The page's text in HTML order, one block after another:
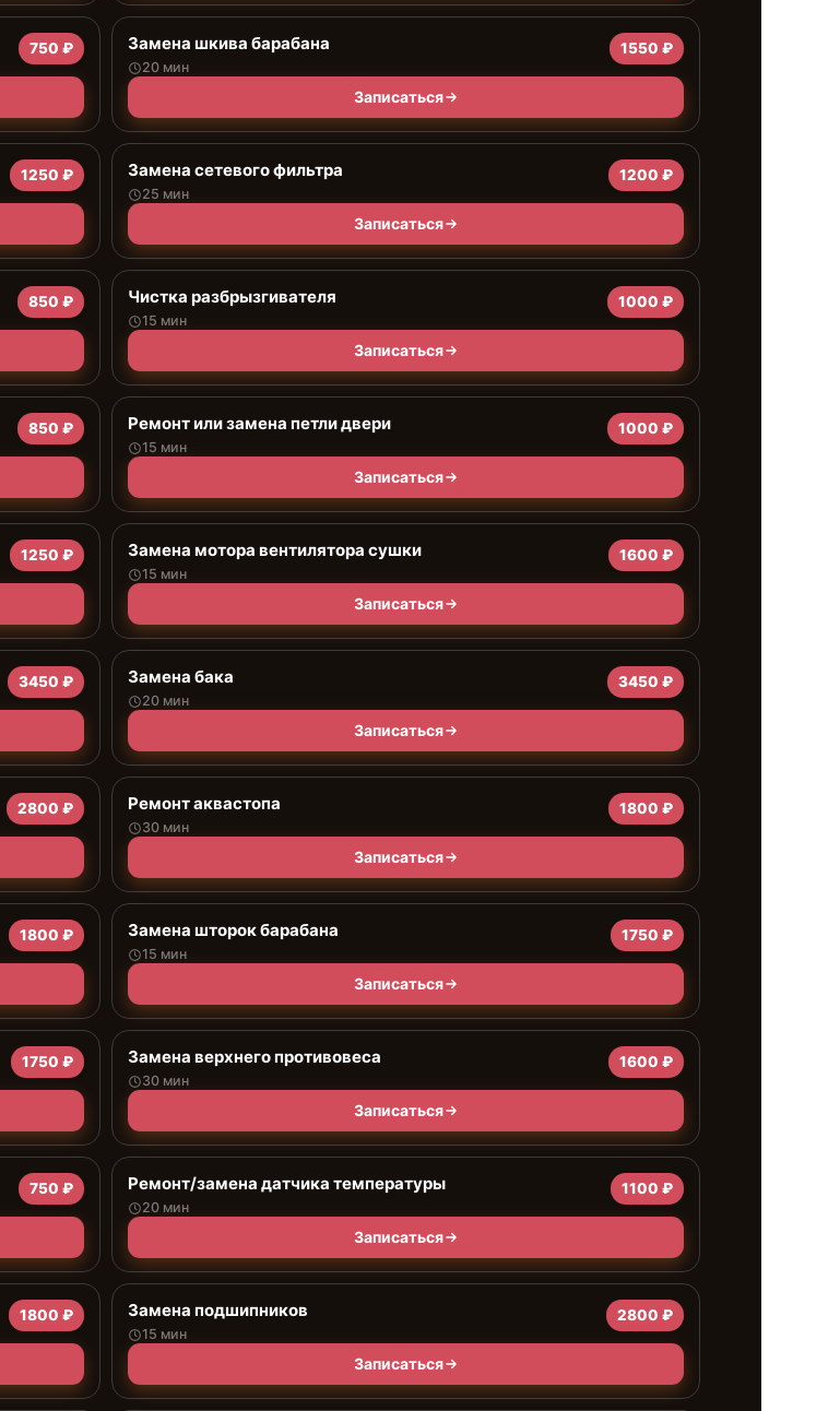
750 ₽ Замена шкива барабана
20 мин
1550 ₽
Записаться
1250 ₽ Замена сетевого фильтра
25 мин
1200 ₽
Записаться
850 ₽ Чистка разбрызгивателя
15 мин
1000 ₽
Записаться
850 ₽ Ремонт или замена петли двери
15 мин
1000 ₽
Записаться
1250 ₽ Замена мотора вентилятора сушки
15 мин
1600 ₽
Записаться
3450 ₽ Замена бака
20 мин
3450 ₽
Записаться
2800 ₽ Ремонт аквастопа
30 мин
1800 ₽
Записаться
1800 ₽ Замена шторок барабана
15 мин
1750 ₽
Записаться
1750 ₽ Замена верхнего противовеса
30 мин
1600 ₽
Записаться
750 ₽ Ремонт/замена датчика температуры
20 мин
1100 ₽
Записаться
1800 ₽ Замена подшипников
15 мин
2800 ₽
Записаться